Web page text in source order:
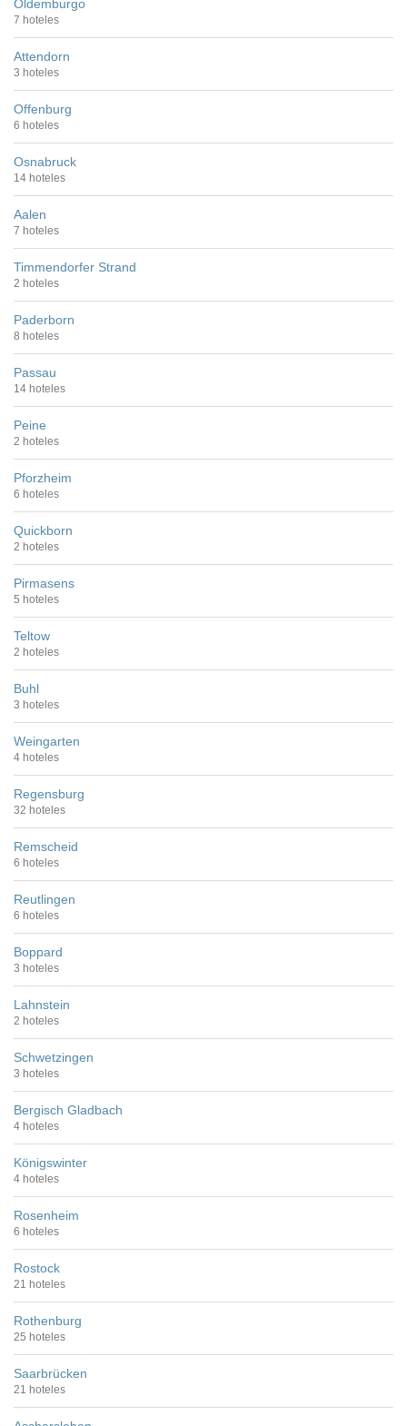
Oldemburgo
7 hoteles
Attendorn
3 hoteles
Offenburg
6 hoteles
Osnabruck
14 hoteles
Aalen
7 hoteles
Timmendorfer Strand
2 hoteles
Paderborn
8 hoteles
Passau
14 hoteles
Peine
2 hoteles
Pforzheim
6 hoteles
Quickborn
2 hoteles
Pirmasens
5 hoteles
Teltow
2 hoteles
Buhl
3 hoteles
Weingarten
4 hoteles
Regensburg
32 hoteles
Remscheid
6 hoteles
Reutlingen
6 hoteles
Boppard
3 hoteles
Lahnstein
2 hoteles
Schwetzingen
3 hoteles
Bergisch Gladbach
4 hoteles
Königswinter
4 hoteles
Rosenheim
6 hoteles
Rostock
21 hoteles
Rothenburg
25 hoteles
Saarbrücken
21 hoteles